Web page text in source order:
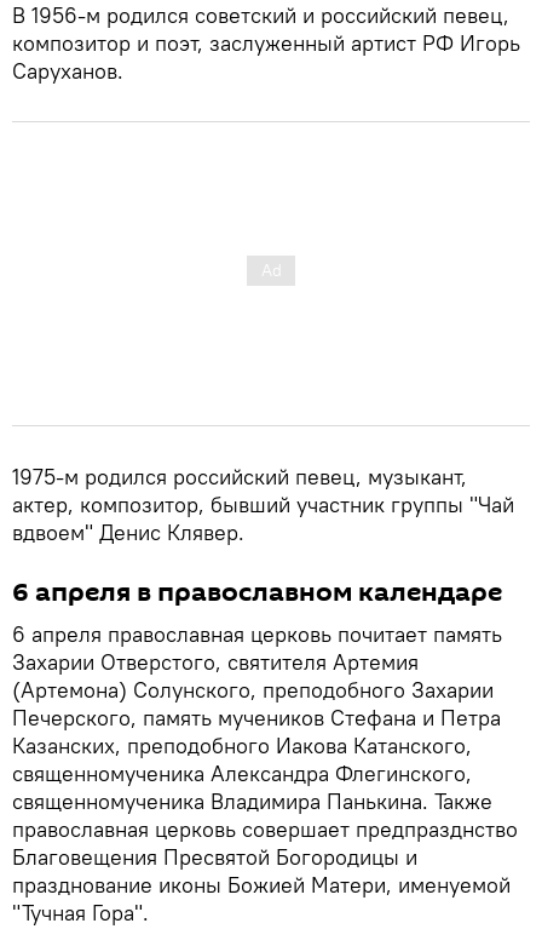
В 1956-м родился советский и российский певец,
композитор и поэт, заслуженный артист РФ Игорь
Саруханов.
1975-м родился российский певец, музыкант,
актер, композитор, бывший участник группы "Чай
вдвоем" Денис Клявер.
6 апреля в православном календаре
6 апреля православная церковь почитает память
Захарии Отверстого, святителя Артемия
(Артемона) Солунского, преподобного Захарии
Печерского, память мучеников Стефана и Петра
Казанских, преподобного Иакова Катанского,
священномученика Александра Флегинского,
священномученика Владимира Панькина. Также
православная церковь совершает предпразднство
Благовещения Пресвятой Богородицы и
празднование иконы Божией Матери, именуемой
"Тучная Гора".